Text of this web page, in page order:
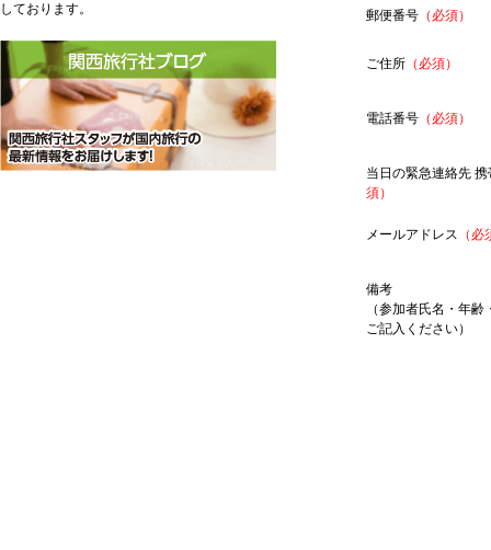
しております。
郵便番号 （必須）
ご住所 （必須）
電話番号 （必須）
当日の緊急連絡先 携
須）
メールアドレス （必
備考
（参加者氏名・年齢
ご記入ください）